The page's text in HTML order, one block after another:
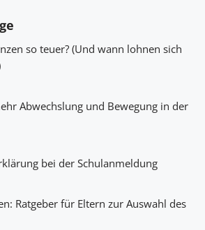
so teuer? (Und wann lohnen sich
Abwechslung und Bewegung in der
bei der Schulanmeldung
Ratgeber für Eltern zur Auswahl des